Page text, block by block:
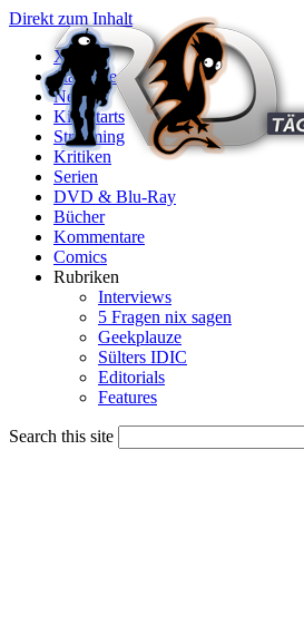
Direkt zum Inhalt
X
Startseite
News
Kinostarts
Streaming
Kritiken
Serien
DVD & Blu-Ray
Bücher
Kommentare
Comics
Rubriken
Interviews
5 Fragen nix sagen
Geekplauze
Sülters IDIC
Editorials
Features
Search this site